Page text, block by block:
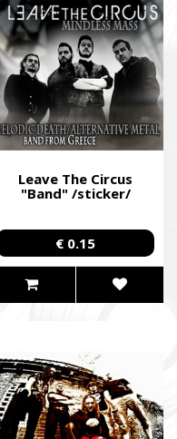
Leave The Circus
"Band" /sticker/
€ 0.15